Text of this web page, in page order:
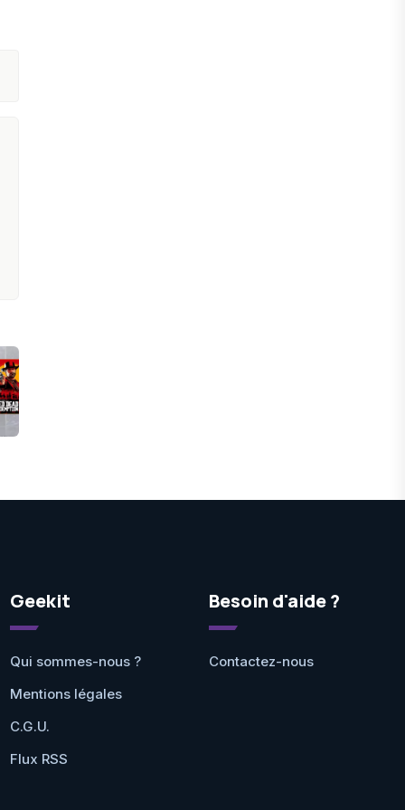
Geekit
Qui sommes-nous ?
Mentions légales
C.G.U.
Flux RSS
Besoin d'aide ?
Contactez-nous